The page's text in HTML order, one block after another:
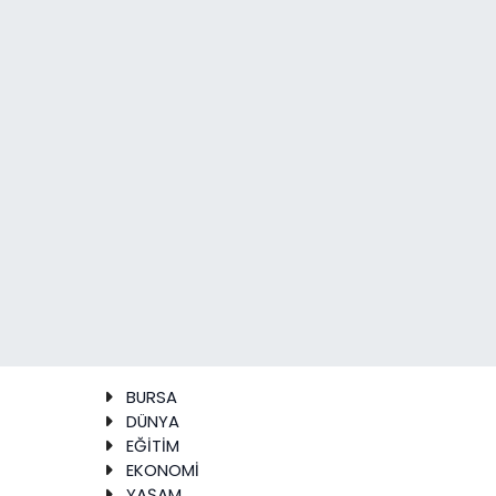
BURSA
DÜNYA
EĞİTİM
EKONOMİ